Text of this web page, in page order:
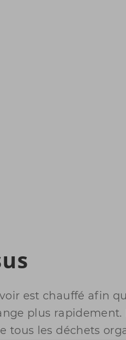
est chauffé afin
plus rapidement.
tous les déchets